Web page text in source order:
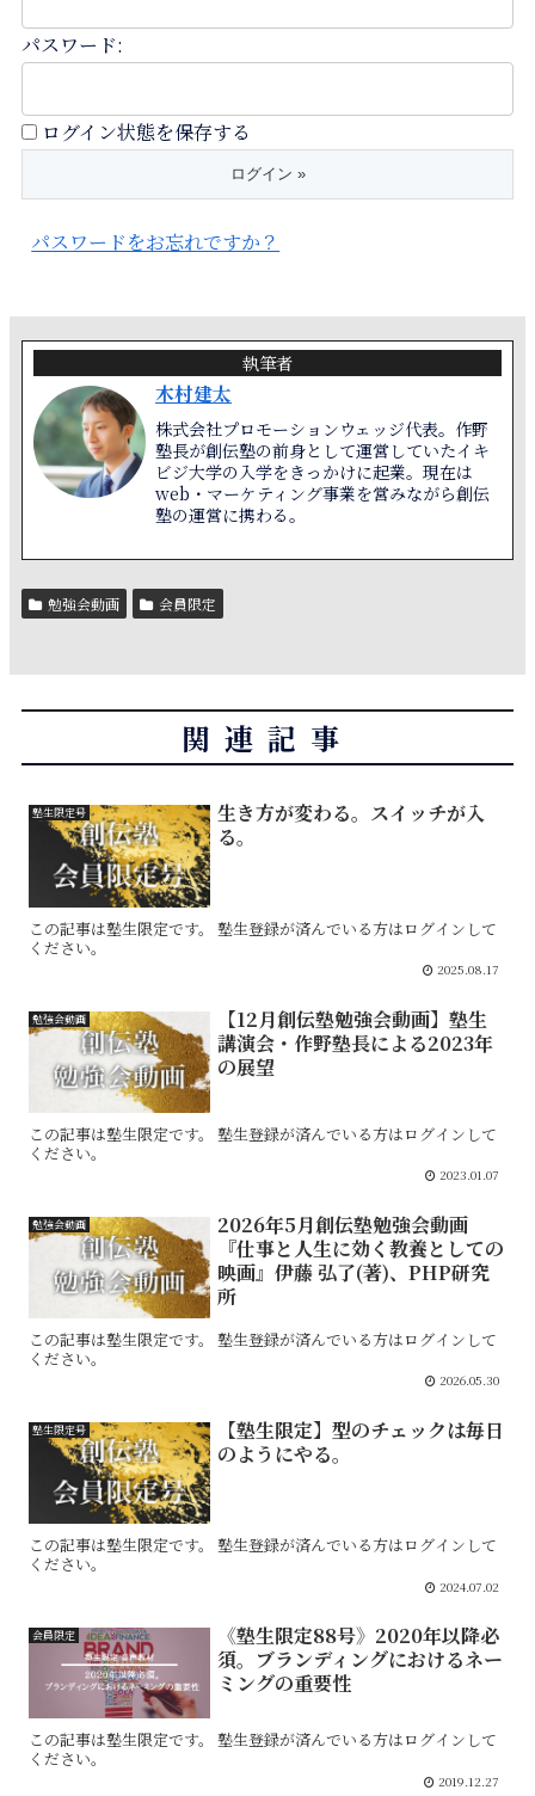
パスワード:
ログイン状態を保存する
パスワードをお忘れですか？
執筆者
木村建太
株式会社プロモーションウェッジ代表。作野
塾長が創伝塾の前身として運営していたイキ
ビジ大学の入学をきっかけに起業。現在は
web・マーケティング事業を営みながら創伝
塾の運営に携わる。
勉強会動画 会員限定
関連記事
塾生限定号
生き方が変わる。スイッチが入
る。
この記事は塾生限定です。 塾生登録が済んでいる方はログインして
ください。
2025.08.17
勉強会動画
【12月創伝塾勉強会動画】塾生
講演会・作野塾長による2023年
の展望
この記事は塾生限定です。 塾生登録が済んでいる方はログインして
ください。
2023.01.07
勉強会動画
2026年5月創伝塾勉強会動画
『仕事と人生に効く教養としての
映画』伊藤 弘了(著)、PHP研究
所
この記事は塾生限定です。 塾生登録が済んでいる方はログインして
ください。
2026.05.30
塾生限定号
【塾生限定】型のチェックは毎日
のようにやる。
この記事は塾生限定です。 塾生登録が済んでいる方はログインして
ください。
2024.07.02
会員限定
《塾生限定88号》2020年以降必
須。ブランディングにおけるネー
ミングの重要性
この記事は塾生限定です。 塾生登録が済んでいる方はログインして
ください。
2019.12.27